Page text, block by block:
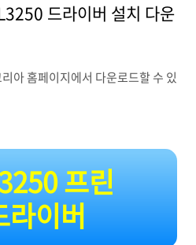
드라이버 설치 다운
아 홈페이지에서 다운로드할 수 있
프린
라이버